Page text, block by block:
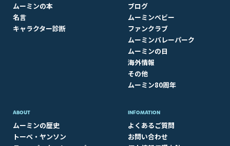
ムーミンの本
名言
キャラクター診断
ブログ
ムーミンベビー
ファンクラブ
ムーミンバレーパーク
ムーミンの日
海外情報
その他
ムーミン80周年
ABOUT​
ムーミンの歴史
トーベ・ヤンソン
INFOMATION
よくあるご質問
お問い合わせ